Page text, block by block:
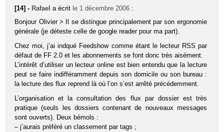
[14] - Rafael a écrit le 1 décembre 2006 :
Bonjour Olivier > Il se distingue principalement par son ergonomie
générale (je déteste celle de google reader pour ma part).
Chez moi, j’ai indqué Feedshow comme étant le lecteur RSS par
défaut de FF 2.0 et les abonnements se font donc très aisément.
L’intérêt d’utiliser un lecteur online est bien entendu que la lecture
peut se faire indifféramment depuis son domicile ou son bureau :
la lecture des flux reprend là où l’on s’est arrêté précédemment.
L’organisation et la consultation des flux par dossier est très
pratique (seuls les dossiers contenant de nouveaux messages
sont ouverts). Deux bémols :
– j’aurais préféré un classement par tags ;